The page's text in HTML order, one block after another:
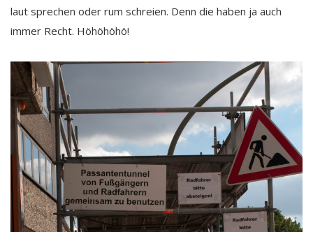
laut sprechen oder rum schreien. Denn die haben ja auch
immer Recht. Höhöhöhö!